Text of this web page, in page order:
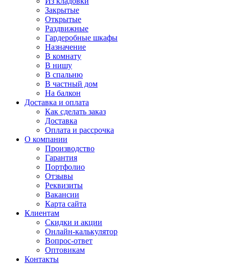
Закрытые
Открытые
Раздвижные
Гардеробные шкафы
Назначение
В комнату
В нишу
В спальню
В частный дом
На балкон
Доставка и оплата
Как сделать заказ
Доставка
Оплата и рассрочка
О компании
Производство
Гарантия
Портфолио
Отзывы
Реквизиты
Вакансии
Карта сайта
Клиентам
Скидки и акции
Онлайн-калькулятор
Вопрос-ответ
Оптовикам
Контакты